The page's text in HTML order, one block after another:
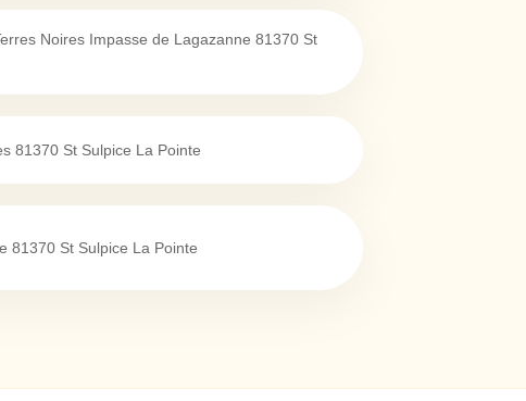
Noires Impasse de Lagazanne 81370 St
81370 St Sulpice La Pointe
81370 St Sulpice La Pointe